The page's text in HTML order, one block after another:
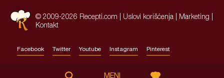
© 2009-2026 Recepti.com | Uslovi korišćenja Marketing
Kontakt
Facebook Twitter Youtube Instagram Pinterest